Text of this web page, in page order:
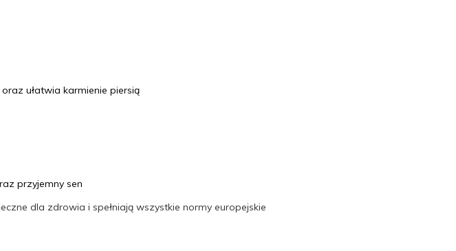
ułatwia karmienie piersią
przyjemny sen
dla zdrowia i spełniają wszystkie normy europejskie